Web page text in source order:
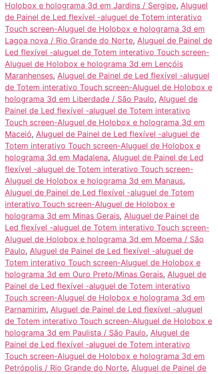
Holobox e holograma 3d em Jardins / Sergipe, Aluguel
de Painel de Led flexível -aluguel de Totem interativo
Touch screen-Aluguel de Holobox e holograma 3d em
Lagoa nova / Rio Grande do Norte, Aluguel de Painel de
Led flexível -aluguel de Totem interativo Touch screen-
Aluguel de Holobox e holograma 3d em Lençóis
Maranhenses, Aluguel de Painel de Led flexível -aluguel
de Totem interativo Touch screen-Aluguel de Holobox e
holograma 3d em Liberdade / São Paulo, Aluguel de
Painel de Led flexível -aluguel de Totem interativo
Touch screen-Aluguel de Holobox e holograma 3d em
Maceió, Aluguel de Painel de Led flexível -aluguel de
Totem interativo Touch screen-Aluguel de Holobox e
holograma 3d em Madalena, Aluguel de Painel de Led
flexível -aluguel de Totem interativo Touch screen-
Aluguel de Holobox e holograma 3d em Manaus,
Aluguel de Painel de Led flexível -aluguel de Totem
interativo Touch screen-Aluguel de Holobox e
holograma 3d em Minas Gerais, Aluguel de Painel de
Led flexível -aluguel de Totem interativo Touch screen-
Aluguel de Holobox e holograma 3d em Moema / São
Paulo, Aluguel de Painel de Led flexível -aluguel de
Totem interativo Touch screen-Aluguel de Holobox e
holograma 3d em Ouro Preto/Minas Gerais, Aluguel de
Painel de Led flexível -aluguel de Totem interativo
Touch screen-Aluguel de Holobox e holograma 3d em
Parnamirim, Aluguel de Painel de Led flexível -aluguel
de Totem interativo Touch screen-Aluguel de Holobox e
holograma 3d em Paulista / São Paulo, Aluguel de
Painel de Led flexível -aluguel de Totem interativo
Touch screen-Aluguel de Holobox e holograma 3d em
Petrópolis / Rio Grande do Norte, Aluguel de Painel de